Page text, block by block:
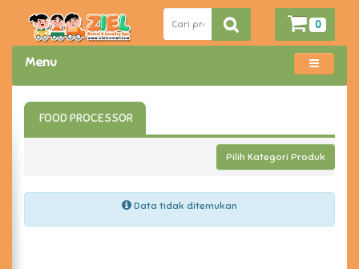
0
Menu
FOOD PROCESSOR
Pilih Kategori Produk
Data tidak ditemukan